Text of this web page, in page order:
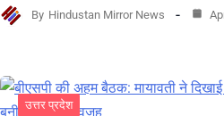
By Hindustan Mirror News
उत्तर प्रदेश